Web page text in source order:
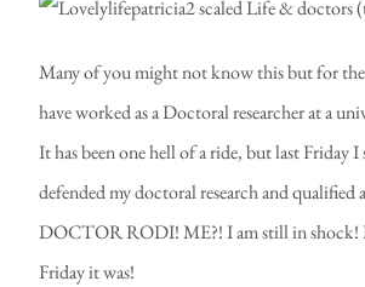
Many of you might not know this but for the
have worked as a Doctoral researcher at a
It has been one hell of a ride, but last Friday I
defended my doctoral research and qualified
DOCTOR RODI! ME?! I am still in shock!
Friday it was!